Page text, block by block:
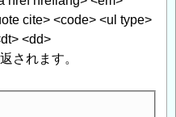
cite> <code> <ul type>
<dd>
されます。